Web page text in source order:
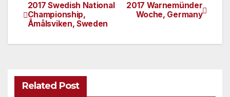
Post
navigation
2017 Warnemünder
Woche, Germany
2017 Swedish National
Championship,
Åmålsviken, Sweden
Related Post